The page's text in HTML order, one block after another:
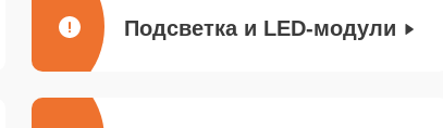
Подсветка и LED-модули